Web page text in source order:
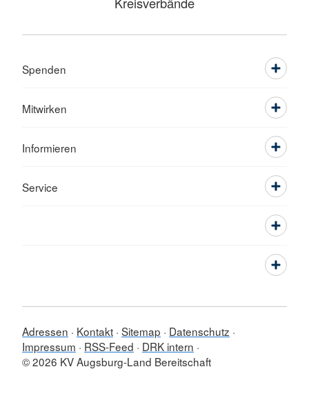
Spenden
Mitwirken
Informieren
Service
Adressen Kontakt Sitemap
Datenschutz
Impressum
RSS-Feed
DRK intern
© 2026 KV Augsburg-Land Bereitschaft